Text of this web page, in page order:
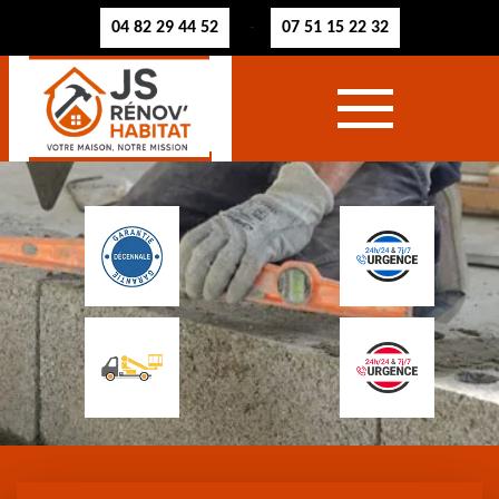
04 82 29 44 52 - 07 51 15 22 32